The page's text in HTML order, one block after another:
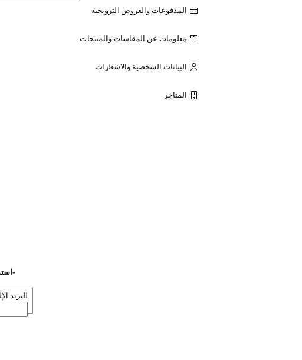
المدفوعات والعروض الترويجية
معلومات عن المقاسات والمنتجات
البيانات الشخصية والاشعارات
المتاجر
-استمتع بخصم 10%
البريد